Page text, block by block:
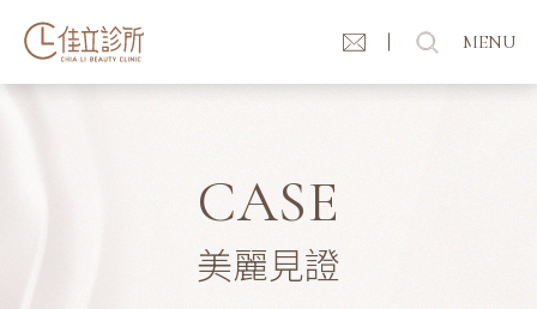
MENU
CASE
美麗見證